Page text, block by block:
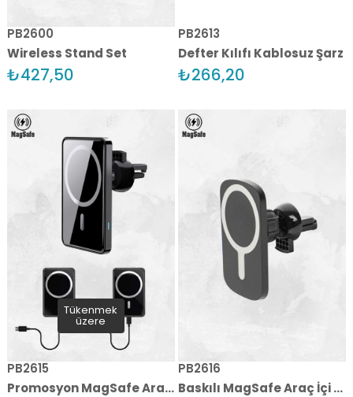
Wireless Stand Set
PB2600
₺427,50
Defter Kılıfı Kablosuz Şarz
PB2613
₺266,20
Promosyon MagSafe Araç İçi Şarj Cihazı
PB2615
Tükenmek
üzere
Baskılı MagSafe Araç İçi Şarj Cihazı
PB2616